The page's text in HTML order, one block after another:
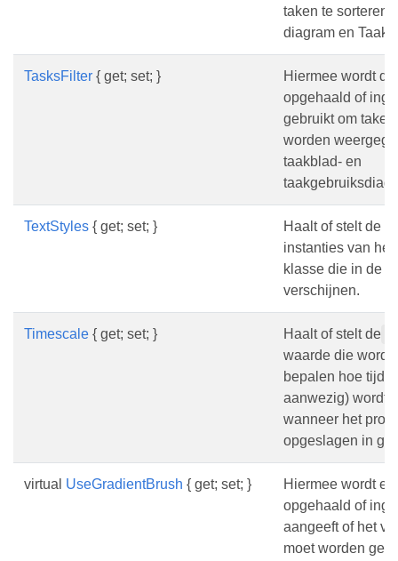
taken te sorteren
diagram en
TasksFilter { get; set; }
Hiermee wordt
opgehaald of
gebruikt om
worden
taakblad- en
TextStyles { get; set; }
Haalt of stelt de
instanties van het
klasse die in de
verschijnen.
Timescale { get; set; } Haalt of stelt de
waarde die wordt
bepalen hoe
aanwezig) wordt
wanneer het
opgeslagen in
virtual UseGradientBrush { get; set; }
Hiermee wordt
opgehaald of
aangeeft of het
moet worden